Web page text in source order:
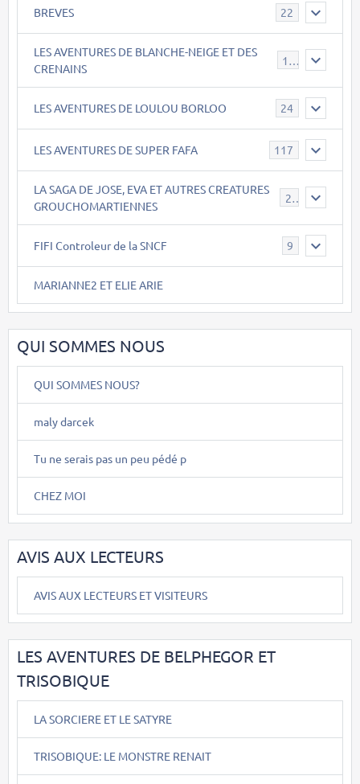
BREVES 22
LES AVENTURES DE BLANCHE-NEIGE ET DES
CRENAINS
17
LES AVENTURES DE LOULOU BORLOO 24
LES AVENTURES DE SUPER FAFA 117
LA SAGA DE JOSE, EVA ET AUTRES CREATURES
GROUCHOMARTIENNES
26
FIFI Controleur de la SNCF 9
MARIANNE2 ET ELIE ARIE
QUI SOMMES NOUS
QUI SOMMES NOUS?
maly darcek
Tu ne serais pas un peu pédé p
CHEZ MOI
AVIS AUX LECTEURS
AVIS AUX LECTEURS ET VISITEURS
LES AVENTURES DE BELPHEGOR ET
TRISOBIQUE
LA SORCIERE ET LE SATYRE
TRISOBIQUE: LE MONSTRE RENAIT